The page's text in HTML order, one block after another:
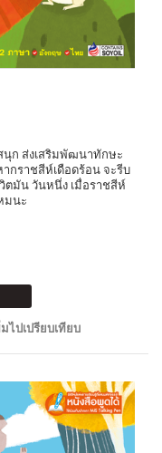
ก ส่งเสริมพัฒนาทักษะ
กราชสีห์เดือดร้อน จะรีบ
มัน วันหนึ่ง เมื่อราชสีห์
มนะ
มไปเปรียบเทียบ